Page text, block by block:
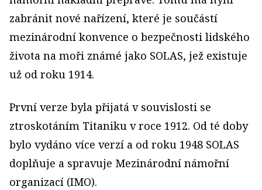
zabránit nové nařízení, které je součástí
mezinárodní konvence o bezpečnosti lidského
života na moři známé jako SOLAS, jež existuje
už od roku 1914.
První verze byla přijatá v souvislosti se
ztroskotáním Titaniku v roce 1912. Od té doby
bylo vydáno více verzí a od roku 1948 SOLAS
doplňuje a spravuje Mezinárodní námořní
organizací (IMO).